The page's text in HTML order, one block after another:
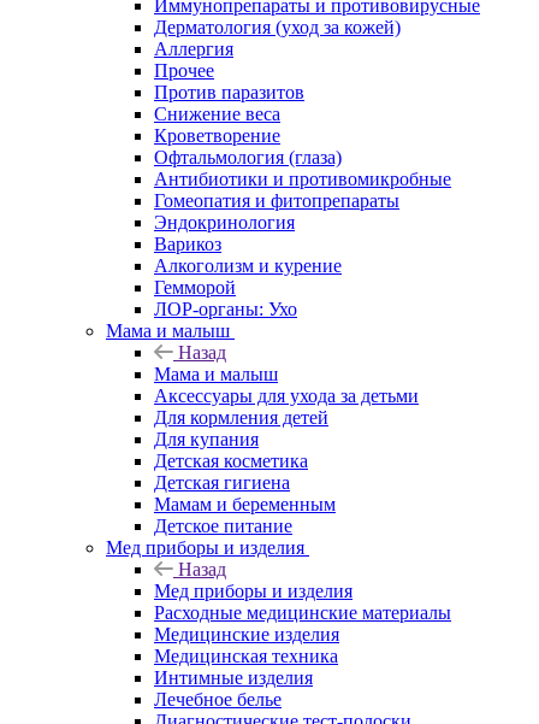
Иммунопрепараты и противовирусные
Дерматология (уход за кожей)
Аллергия
Прочее
Против паразитов
Снижение веса
Кроветворение
Офтальмология (глаза)
Антибиотики и противомикробные
Гомеопатия и фитопрепараты
Эндокринология
Варикоз
Алкоголизм и курение
Гемморой
ЛОР-органы: Ухо
Мама и малыш
Назад
Мама и малыш
Аксессуары для ухода за детьми
Для кормления детей
Для купания
Детская косметика
Детская гигиена
Мамам и беременным
Детское питание
Мед приборы и изделия
Назад
Мед приборы и изделия
Расходные медицинские материалы
Медицинские изделия
Медицинская техника
Интимные изделия
Лечебное белье